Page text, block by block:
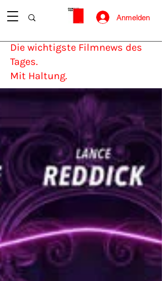
Anmelden
Die wichtigste Filmnews des
Tages.
Mit Haltung.